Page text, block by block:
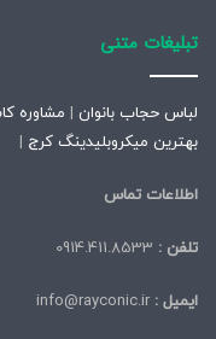
تبلیغات متنی
لباس حجاب بانوان | مشاوره
بهترین میکروبلیدینگ کرج |
اطلاعات تماس
تلفن :
ایمیل :